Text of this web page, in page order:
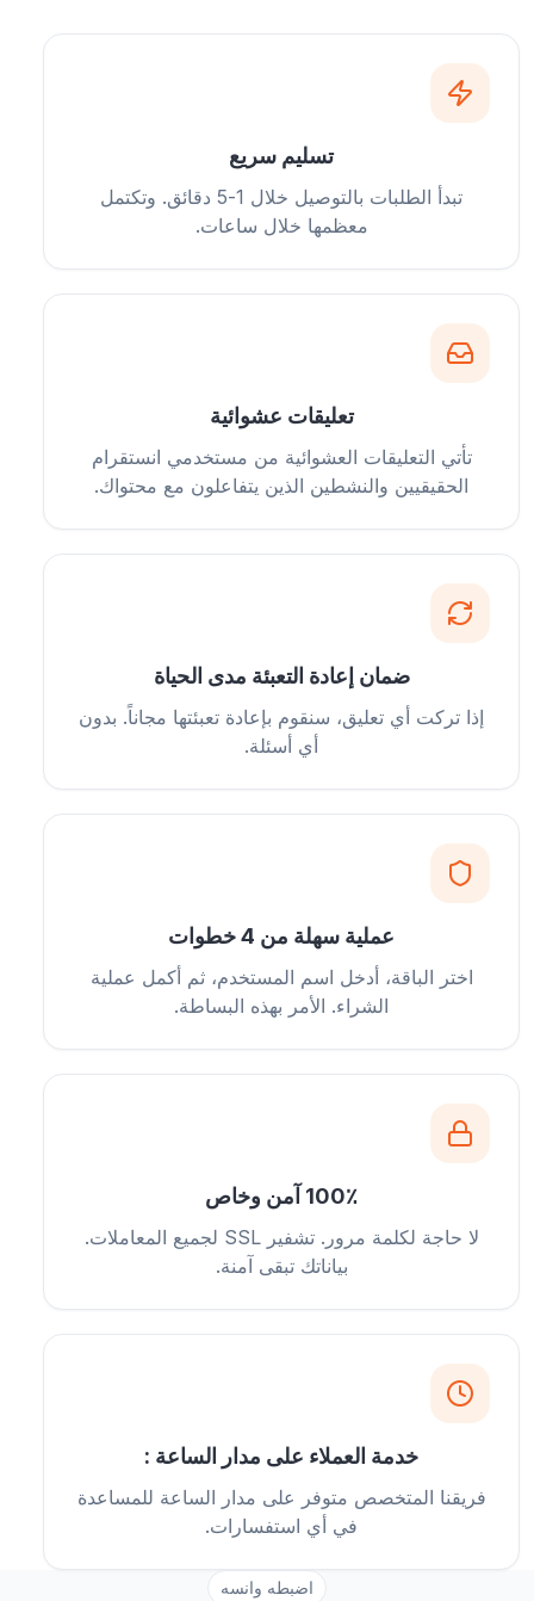
تسليم سريع
تبدأ الطلبات بالتوصيل خلال 1-5 دقائق. وتكتمل
معظمها خلال ساعات.
تعليقات عشوائية
تأتي التعليقات العشوائية من مستخدمي انستقرام
الحقيقيين والنشطين الذين يتفاعلون مع محتواك.
ضمان إعادة التعبئة مدى الحياة
إذا تركت أي تعليق، سنقوم بإعادة تعبئتها مجاناً. بدون
أي أسئلة.
عملية سهلة من 4 خطوات
اختر الباقة، أدخل اسم المستخدم، ثم أكمل عملية
الشراء. الأمر بهذه البساطة.
100٪ آمن وخاص
لا حاجة لكلمة مرور. تشفير SSL لجميع المعاملات.
بياناتك تبقى آمنة.
خدمة العملاء على مدار الساعة :
فريقنا المتخصص متوفر على مدار الساعة للمساعدة
في أي استفسارات.
اضبطه وانسه